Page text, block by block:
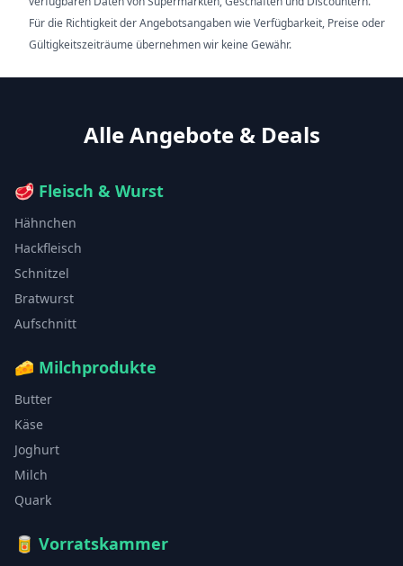
Für die Richtigkeit der Angebotsangaben wie Verfügbarkeit, Preise oder
Gültigkeitszeiträume übernehmen wir keine Gewähr.
Alle Angebote & Deals
🥩 Fleisch & Wurst
Hähnchen
Hackfleisch
Schnitzel
Bratwurst
Aufschnitt
🧀 Milchprodukte
Butter
Käse
Joghurt
Milch
Quark
🥫 Vorratskammer